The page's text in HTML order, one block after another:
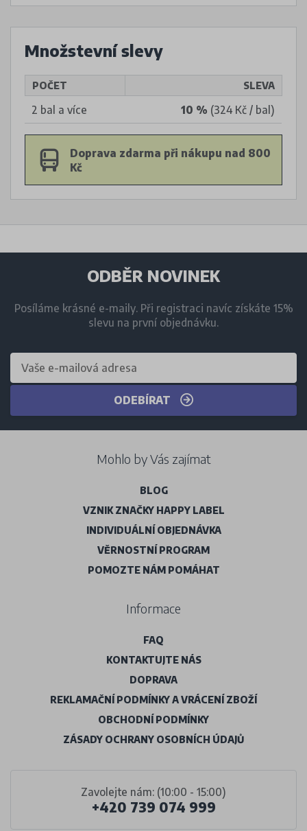
Množstevní slevy
POČET SLEVA
2 bal a více 10 % (324 Kč / bal)
Doprava zdarma při nákupu nad 800
Kč
ODBĚR NOVINEK
Posíláme krásné e-maily. Při registraci navíc získáte 15%
slevu na první objednávku.
ODEBÍRAT
Zavolejte nám: (10:00 - 15:00)
+420 739 074 999
Mohlo by Vás zajímat
BLOG
VZNIK ZNAČKY HAPPY LABEL
INDIVIDUÁLNÍ OBJEDNÁVKA
VĚRNOSTNÍ PROGRAM
POMOZTE NÁM POMÁHAT
Informace
FAQ
KONTAKTUJTE NÁS
DOPRAVA
REKLAMAČNÍ PODMÍNKY A VRÁCENÍ ZBOŽÍ
OBCHODNÍ PODMÍNKY
ZÁSADY OCHRANY OSOBNÍCH ÚDAJŮ